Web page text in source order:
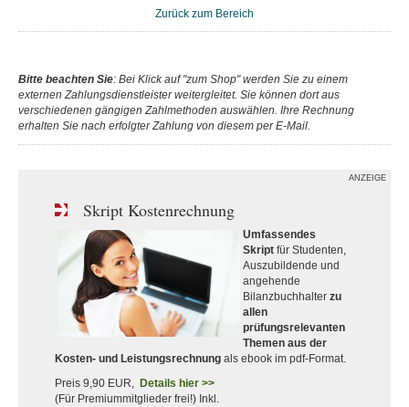
Zurück zum Bereich
Bitte beachten Sie: Bei Klick auf "zum Shop" werden Sie zu einem
externen Zahlungsdienstleister weitergleitet. Sie können dort aus
verschiedenen gängigen Zahlmethoden auswählen. Ihre Rechnung
erhalten Sie nach erfolgter Zahlung von diesem per E-Mail.
ANZEIGE
Skript Kostenrechnung
Umfassendes
Skript für Studenten,
Auszubildende und
angehende
Bilanzbuchhalter zu
allen
prüfungsrelevanten
Themen aus der
Kosten- und Leistungsrechnung als ebook im pdf-Format.
Preis 9,90 EUR, Details hier >>
(Für Premiummitglieder frei!) Inkl.